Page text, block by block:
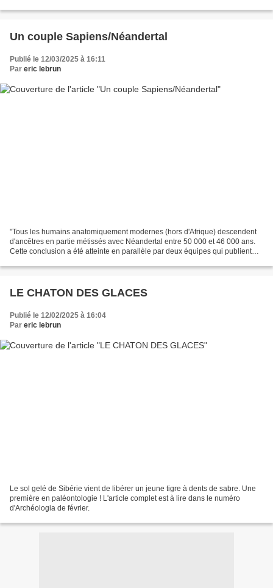
Un couple Sapiens/Néandertal
Publié le 12/03/2025 à 16:11
Par eric lebrun
"Tous les humains anatomiquement modernes (hors d'Afrique) descendent
d'ancêtres en partie métissés avec Néandertal entre 50 000 et 46 000 ans.
Cette conclusion a été atteinte en parallèle par deux équipes qui publient
LE CHATON DES GLACES
Publié le 12/02/2025 à 16:04
Par eric lebrun
Le sol gelé de Sibérie vient de libérer un jeune tigre à dents de sabre. Une
première en paléontologie ! L'article complet est à lire dans le numéro
d'Archéologia de février.